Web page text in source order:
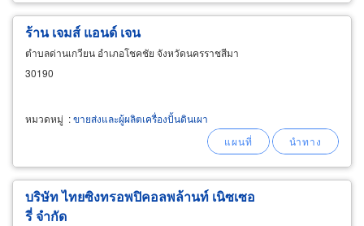
ร้าน เจมส์ แอนด์ เจน
ตำบลด่านเกวียน อำเภอโชคชัย จังหวัดนครราชสีมา
30190
หมวดหมู่ :ขายส่งและผู้ผลิตเครื่องปั้นดินเผา
บริษัท ไทยซิงทรอพปิคอลพล้านท์ เนิซเซอ
รี่ จำกัด